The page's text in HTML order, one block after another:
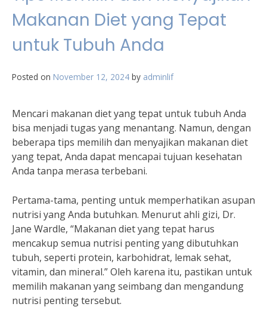
Makanan Diet yang Tepat
untuk Tubuh Anda
Posted on November 12, 2024 by adminlif
Mencari makanan diet yang tepat untuk tubuh Anda
bisa menjadi tugas yang menantang. Namun, dengan
beberapa tips memilih dan menyajikan makanan diet
yang tepat, Anda dapat mencapai tujuan kesehatan
Anda tanpa merasa terbebani.
Pertama-tama, penting untuk memperhatikan asupan
nutrisi yang Anda butuhkan. Menurut ahli gizi, Dr.
Jane Wardle, “Makanan diet yang tepat harus
mencakup semua nutrisi penting yang dibutuhkan
tubuh, seperti protein, karbohidrat, lemak sehat,
vitamin, dan mineral.” Oleh karena itu, pastikan untuk
memilih makanan yang seimbang dan mengandung
nutrisi penting tersebut.